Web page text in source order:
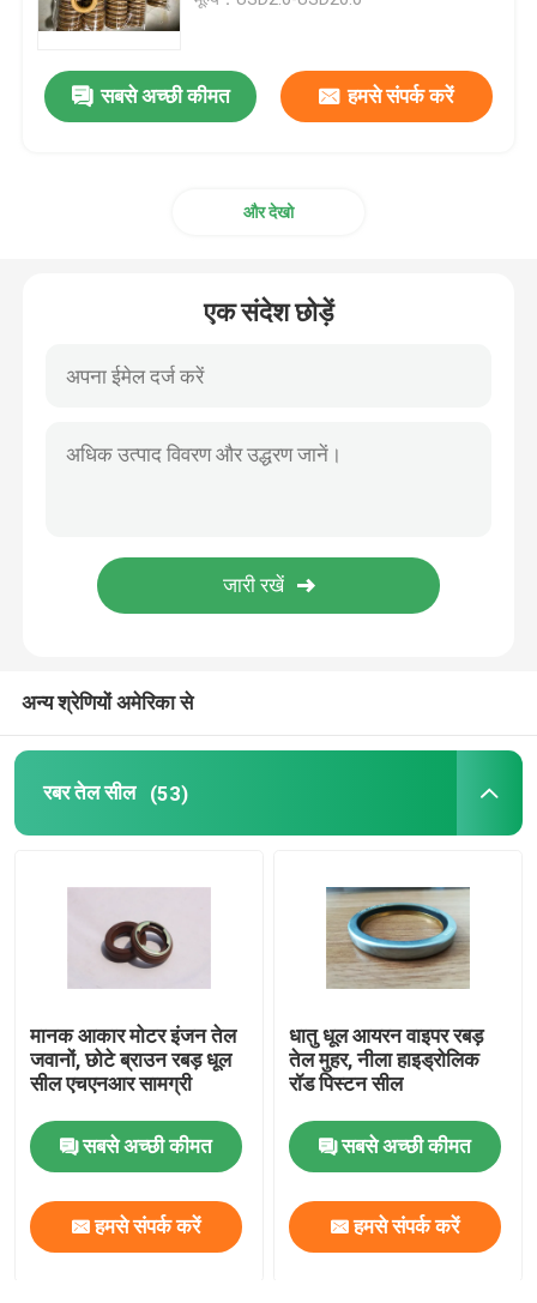
वॉशिंग मशीन सील
PTFE फ्लैट वॉशर
मोल्ड रबड़ पार्ट्स
धातु सील वॉशर
धातु फिक्सिंग और फास्टनरों
मैकेनिकल दस्ता सील
वाल्व स्टेम तेल सील
इंजन मरम्मत भागों
सबसे अच्छी कीमत हमसे संपर्क करें
और देखो
एक संदेश छोड़ें
अन्य श्रेणियों अमेरिका से
रबर तेल सील (53)
मानक आकार मोटर इंजन तेल
जवानों, छोटे ब्राउन रबड़ धूल
सील एचएनआर सामग्री
सबसे अच्छी कीमत
हमसे संपर्क करें
धातु धूल आयरन वाइपर रबड़
तेल मुहर, नीला हाइड्रोलिक
रॉड पिस्टन सील
सबसे अच्छी कीमत
हमसे संपर्क करें